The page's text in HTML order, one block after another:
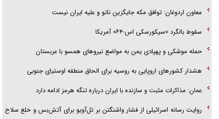
معاون اردوغان: توافق مکه جایگزین ناتو و علیه ایران نیست
سقوط بالگرد «سیکورسکی اس-۶۴» آمریکا
حمله موشکی و پهپادی یمن به مواضع نیرو‌های همسو با عربستان
هشدار کشور‌های اروپایی به روسیه برای الحاق منطقه اوستیای جنوبی
عمان: مذاکرات مثبت و سازنده با ایران درباره تنگه هرمز ادامه دارد
روایت رسانه اسرائیلی از فشار واشنگتن بر تل‌آویو برای آتش‌بس و خلع سلاح